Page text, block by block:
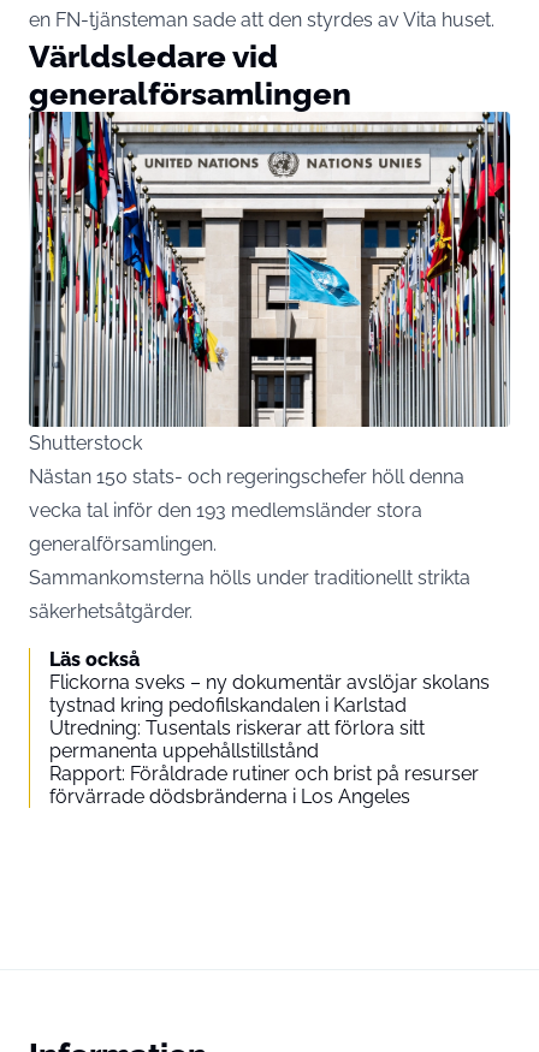
en FN-tjänsteman sade att den styrdes av Vita huset.
Världsledare vid
generalförsamlingen
Shutterstock
Nästan 150 stats- och regeringschefer höll denna
vecka tal inför den 193 medlemsländer stora
generalförsamlingen.
Sammankomsterna hölls under traditionellt strikta
säkerhetsåtgärder.
Läs också
Flickorna sveks – ny dokumentär avslöjar skolans
tystnad kring pedofilskandalen i Karlstad
Utredning: Tusen­tals riskerar att förlora sitt
permanenta uppehållstillstånd
Rapport: Föråldrade rutiner och brist på resurser
förvärrade dödsbränderna i Los Angeles